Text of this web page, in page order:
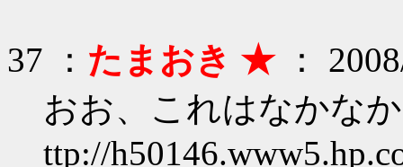
37 ： たまおき ★：
おお、これはなかな
ttp://